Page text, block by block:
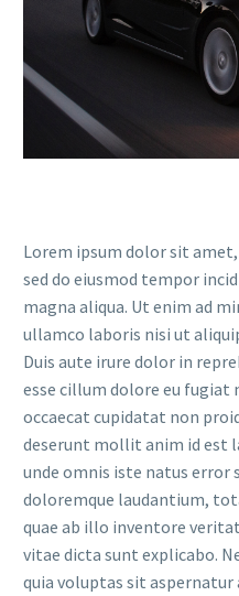
Lorem ipsum dolor sit
sed do eiusmod tempor
magna aliqua. Ut enim ad
ullamco laboris nisi ut
Duis aute irure dolor in
esse cillum dolore eu fugiat
occaecat cupidatat non
deserunt mollit anim id est
unde omnis iste natus
doloremque laudantium,
quae ab illo inventore
vitae dicta sunt explicabo.
quia voluptas sit